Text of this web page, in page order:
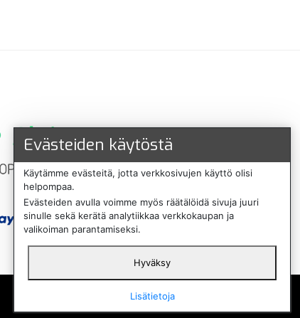
Svenska
Evästeiden käytöstä
Käytämme evästeitä, jotta verkkosivujen käyttö olisi
helpompaa.
Evästeiden avulla voimme myös räätälöidä sivuja juuri
sinulle sekä kerätä analytiikkaa verkkokaupan ja
valikoiman parantamiseksi.
Hyväksy
Lisätietoja